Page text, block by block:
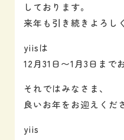
しております。
来年も引き続きよろし
yiisは
12月31日〜1月3日まで
それではみなさま、
良いお年をお迎えくだ
yiis